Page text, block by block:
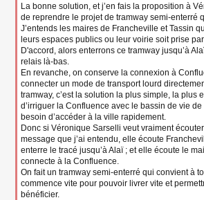
La bonne solution, et j’en fais la proposition à
de reprendre le projet de tramway semi-enterré
J’entends les maires de Francheville et Tassin
leurs espaces publics ou leur voirie soit prise
D'accord, alors enterrons ce tramway jusqu’à
relais là-bas.
En revanche, on conserve la connexion à
connecter un mode de transport lourd
tramway, c’est la solution la plus simple, la plus
d’irriguer la Confluence avec le bassin de vie de
besoin d’accéder à la ville rapidement.
Donc si Véronique Sarselli veut vraiment
message que j’ai entendu, elle écoute
enterre le tracé jusqu’à Alaï ; et elle écoute le
connecte à la Confluence.
On fait un tramway semi-enterré qui convient à
commence vite pour pouvoir livrer vite et
bénéficier.